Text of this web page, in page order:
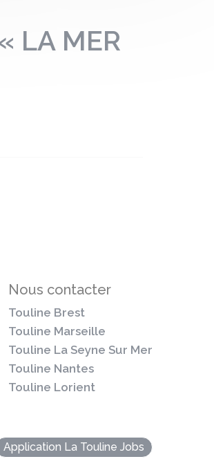
LA MER
Nous contacter
Touline Brest
Touline Marseille
Touline La Seyne Sur Mer
Touline Nantes
Touline Lorient
Application La Touline Jobs